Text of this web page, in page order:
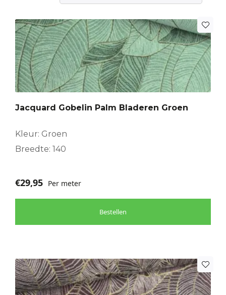
Jacquard Gobelin Palm Bladeren Groen
Kleur: Groen
Breedte: 140
€29,95 Per meter
Bestellen